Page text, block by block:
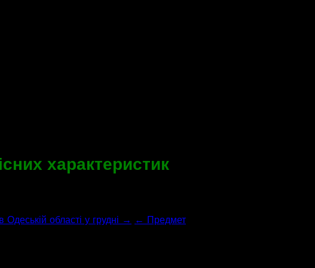
характеристик
області у грудні →
← Предмет